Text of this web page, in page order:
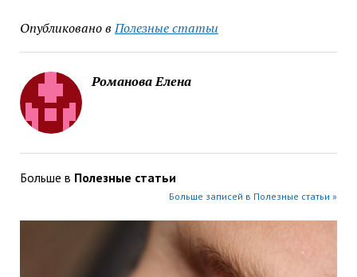
Опубликовано в Полезные статьи
Романова Елена
Больше в Полезные статьи
Больше записей в Полезные статьи »